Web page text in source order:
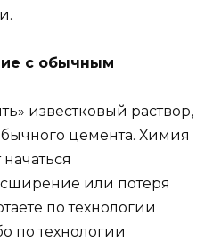
с обычным
известковый раствор,
цемента. Химия
или потеря
по технологии
по технологии